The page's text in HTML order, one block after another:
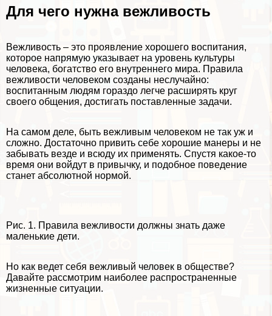
Для чего нужна вежливость
Вежливость – это проявление хорошего воспитания,
которое напрямую указывает на уровень культуры
человека, богатство его внутреннего мира. Правила
вежливости человеком созданы неслучайно:
воспитанным людям гораздо легче расширять круг
своего общения, достигать поставленные задачи.
На самом деле, быть вежливым человеком не так уж и
сложно. Достаточно привить себе хорошие манеры и не
забывать везде и всюду их применять. Спустя какое-то
время они войдут в привычку, и подобное поведение
станет абсолютной нормой.
Рис. 1. Правила вежливости должны знать даже
маленькие дети.
Но как ведет себя вежливый человек в обществе?
Давайте рассмотрим наиболее распространенные
жизненные ситуации.